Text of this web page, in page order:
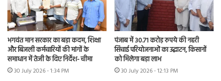
भगवंत मान सरकार का बड़ा कदम, शिक्षा
और बिजली कर्मचारियों की मांगों के
समाधान में तेजी के दिए निर्देश- चीमा
30 July 2026 - 1:34 PM
पंजाब में 30.71 करोड़ रुपये की नहरी
सिंचाई परियोजनाओं का उद्घाटन, किसानों
को मिलेगा बड़ा लाभ
30 July 2026 - 12:13 PM